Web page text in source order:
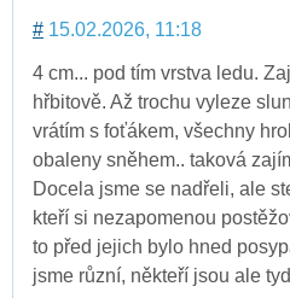
# 15.02.2026, 11:18
4 cm... pod tím vrstva ledu.
hřbitově. Až trochu vyleze
vrátím s foťákem, všechny
obaleny sněhem.. taková
Docela jsme se nadřeli, ale
kteří si nezapomenou
to před jejich bylo hned
jsme různí, někteří jsou ale